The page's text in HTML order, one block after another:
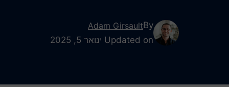
By
Adam Girsault
Updated on ינואר 5, 2025